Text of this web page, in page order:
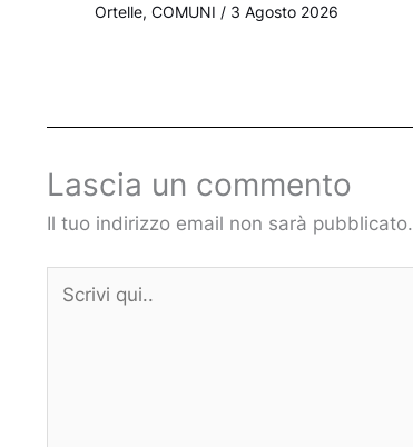
Ortelle, COMUNI / 3 Agosto 2026
Lascia un commento
Il tuo indirizzo email non sarà pubblicato.
qui..